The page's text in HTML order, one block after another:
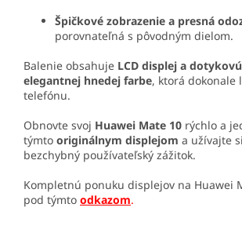
Špičkové zobrazenie a presná
porovnateľná s pôvodným dielom.
Balenie obsahuje LCD displej a
elegantnej hnedej farbe, ktorá dokonale
telefónu.
Obnovte svoj Huawei Mate 10 rýchlo a
týmto originálnym displejom a užívajte
bezchybný používateľský zážitok.
Kompletnú ponuku displejov na Huawei
pod týmto odkazom.